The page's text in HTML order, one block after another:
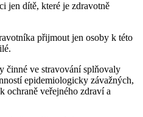
jen dítě, které je zdravotně
přijmout jen osoby k této
činné ve stravování splňovaly
epidemiologicky závažných,
ochraně veřejného zdraví a